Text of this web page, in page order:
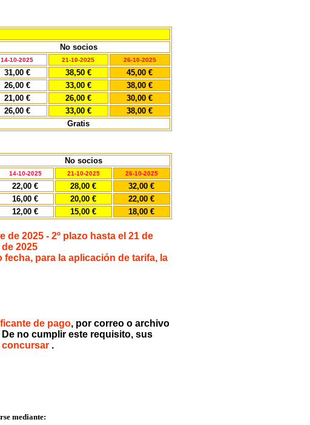
No socios
14-10-2025 21-10-2025 26-10-2025
31,00 € 38,50 €
45,00 €
26,00 € 33,00 €
38,00 €
21,00 € 26,00 €
30,00 €
26,00 € 33,00 €
38,00 €
Gratis
No socios
14-10-2025 21-10-2025 26-10-2025
22,00 € 28,00 €
32,00 €
16,00 € 20,00 €
22,00 €
12,00 € 15,00 € 18,00 €
2025 - 2º plazo hasta el 21 de
2025
para la aplicación de tarifa, la
de pago, por correo o archivo
no cumplir este requisito, sus
concursar .
mediante: